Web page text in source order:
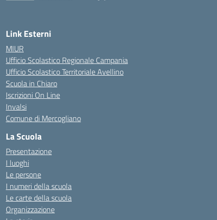
Link Esterni
MIUR
Ufficio Scolastico Regionale Campania
Ufficio Scolastico Territoriale Avellino
Scuola in Chiaro
Iscrizioni On Line
Invalsi
Comune di Mercogliano
La Scuola
Presentazione
I luoghi
Le persone
I numeri della scuola
Le carte della scuola
Organizzazione